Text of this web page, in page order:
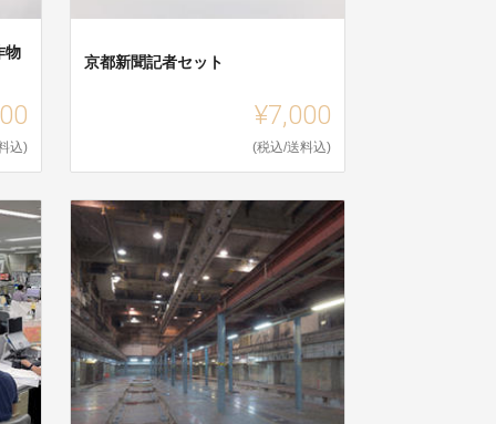
物
込)
京都新聞記者セット
¥7,000
(税込/送料込)